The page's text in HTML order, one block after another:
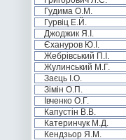
Гудима О.М.
Гурвіц Е.Й.
Джоджик Я.І.
Єхануров Ю.І.
Жебрівський П.І.
Жулинський М.Г.
Заєць І.О.
Зімін О.П.
Івченко О.Г.
Капустін В.В.
Катеринчук М.Д.
Кендзьор Я.М.